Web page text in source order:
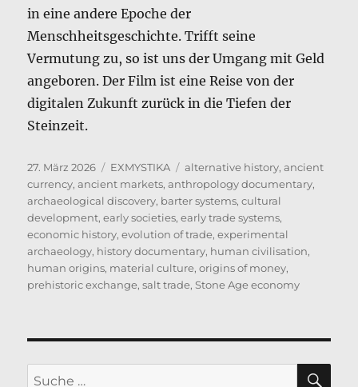
in eine andere Epoche der
Menschheitsgeschichte. Trifft seine
Vermutung zu, so ist uns der Umgang mit Geld
angeboren. Der Film ist eine Reise von der
digitalen Zukunft zurück in die Tiefen der
Steinzeit.
Veröffentlicht
am
27. März 2026 Kategorien
EXMYSTIKA Schlagwörter
alternative history,ancient
currency,ancient markets,anthropology documentary,
archaeological discovery, barter systems,cultural
development,early societies,early trade systems,
economic history,evolution of trade,experimental
archaeology, history documentary, human civilisation,
human origins, material culture,origins of money,
prehistoric exchange,salt trade,Stone Age economy
Suche